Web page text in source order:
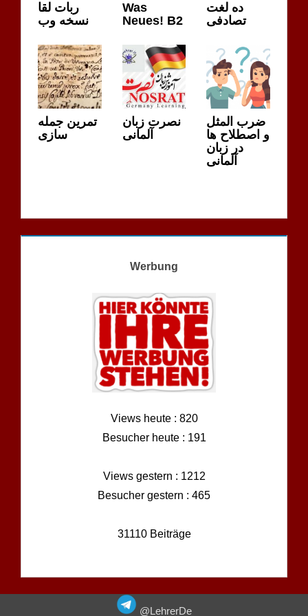
ربات لقا
نسخه وب
Was
Neues! B2
ده لغت
تصادفی
تمرین جمله
سازی
نصرت زبان
آلمانی
ضرب المثل
و اصطلاح ها
در زبان
آلمانی
Werbung
Views heute : 820
Besucher heute : 191
Views gestern : 1212
Besucher gestern : 465
31110 Beiträge
@LehrerDe